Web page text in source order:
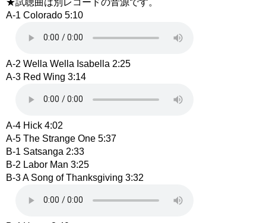
A-1 Colorado 5:10
A-2 Wella Wella Isabella 2:25
A-3 Red Wing 3:14
A-4 Hick 4:02
A-5 The Strange One 5:37
B-1 Satsanga 2:33
B-2 Labor Man 3:25
B-3 A Song of Thanksgiving 3:32